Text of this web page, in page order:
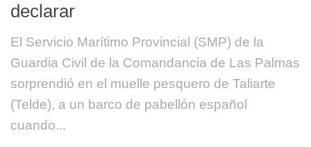
declarar
El Servicio Marítimo Provincial (SMP) de la
Guardia Civil de la Comandancia de Las Palmas
sorprendió en el muelle pesquero de Taliarte
(Telde), a un barco de pabellón español
cuando...